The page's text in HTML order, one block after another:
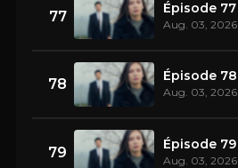
77 Épisode 77
Aug. 03, 2026
78 Épisode 78
Aug. 03, 2026
79 Épisode 79
Aug. 03, 2026